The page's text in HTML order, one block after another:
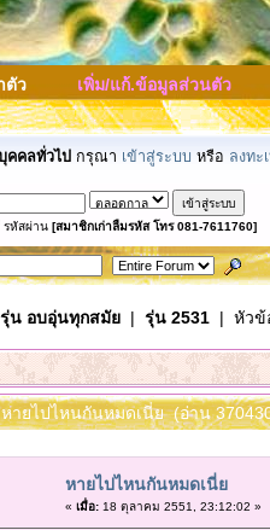
ตัว เพิ่ม/แก้.ข้อมูลส่วนตัว
คคลทั่วไป กรุณา เข้าสู่ระบบ หรือ ลงทะ
รหัสผ่าน [สมาชิกเก่าลืมรหัส โทร 081-7611760]
น อบอุ่นทุกสมัย| รุ่น 2531| หัวข้
ายไปไหนกันหมดเนี่ย (อ่าน
หายไปไหนกันหมดเนี่ย
« เมื่อ:18 ตุลาคม 2551, 23:12:02 »